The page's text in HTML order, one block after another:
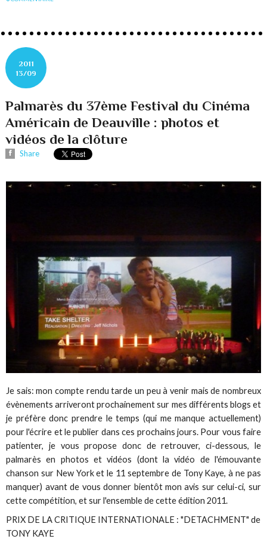
2011
13/09
Palmarès du 37ème Festival du Cinéma
Américain de Deauville : photos et
vidéos de la clôture
Share
Je sais: mon compte rendu tarde un peu à venir mais de nombreux
évènements arriveront prochainement sur mes différents blogs et
je préfère donc prendre le temps (qui me manque actuellement)
pour l'écrire et le publier dans ces prochains jours. Pour vous faire
patienter, je vous propose donc de retrouver, ci-dessous, le
palmarès en photos et vidéos (dont la vidéo de l'émouvante
chanson sur New York et le 11 septembre de Tony Kaye, à ne pas
manquer) avant de vous donner bientôt mon avis sur celui-ci, sur
cette compétition, et sur l'ensemble de cette édition 2011.
PRIX DE LA CRITIQUE INTERNATIONALE : "DETACHMENT" de
TONY KAYE